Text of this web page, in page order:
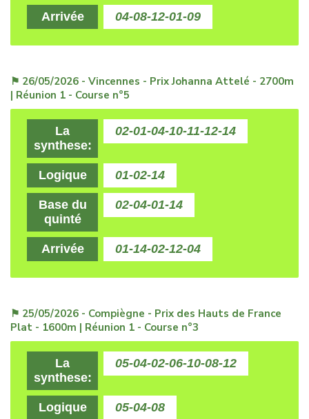
Arrivée 04-08-12-01-09
⚑ 26/05/2026 - Vincennes - Prix Johanna Attelé - 2700m
| Réunion 1 - Course n°5
La
synthese:
02-01-04-10-11-12-14
Logique 01-02-14
Base du
quinté
02-04-01-14
Arrivée 01-14-02-12-04
⚑ 25/05/2026 - Compiègne - Prix des Hauts de France
Plat - 1600m | Réunion 1 - Course n°3
La
synthese:
05-04-02-06-10-08-12
Logique 05-04-08